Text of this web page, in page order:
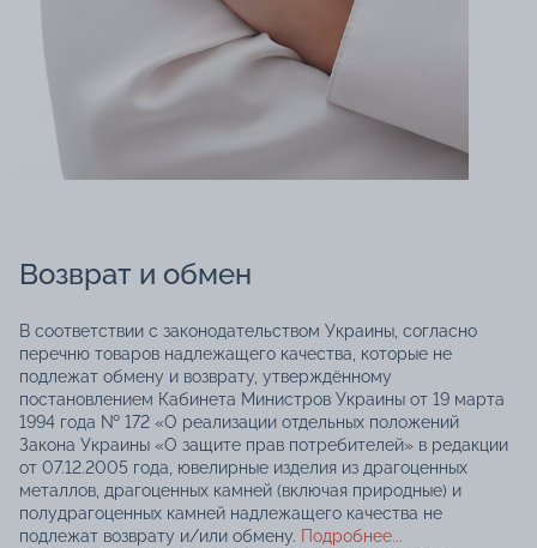
Возврат и обмен
В соответствии с законодательством Украины, согласно
перечню товаров надлежащего качества, которые не
подлежат обмену и возврату, утверждённому
постановлением Кабинета Министров Украины от 19 марта
1994 года № 172 «О реализации отдельных положений
Закона Украины «О защите прав потребителей» в редакции
от 07.12.2005 года, ювелирные изделия из драгоценных
металлов, драгоценных камней (включая природные) и
полудрагоценных камней надлежащего качества не
подлежат возврату и/или обмену. Подробнее...